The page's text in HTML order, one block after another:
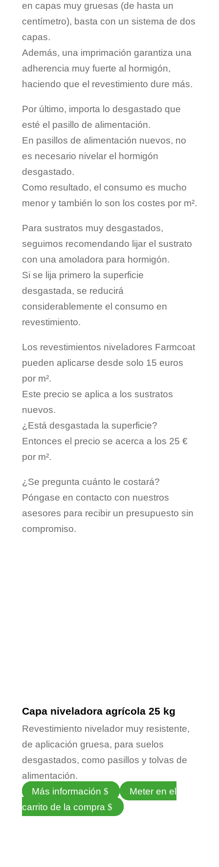
en capas muy gruesas (de hasta un
centímetro), basta con un sistema de dos
capas.
Además, una imprimación garantiza una
adherencia muy fuerte al hormigón,
haciendo que el revestimiento dure más.
Por último, importa lo desgastado que
esté el pasillo de alimentación.
En pasillos de alimentación nuevos, no
es necesario nivelar el hormigón
desgastado.
Como resultado, el consumo es mucho
menor y también lo son los costes por m².
Para sustratos muy desgastados,
seguimos recomendando lijar el sustrato
con una amoladora para hormigón.
Si se lija primero la superficie
desgastada, se reducirá
considerablemente el consumo en
revestimiento.
Los revestimientos niveladores Farmcoat
pueden aplicarse desde solo 15 euros
por m².
Este precio se aplica a los sustratos
nuevos.
¿Está desgastada la superficie?
Entonces el precio se acerca a los 25 €
por m².
¿Se pregunta cuánto le costará?
Póngase en contacto con nuestros
asesores para recibir un presupuesto sin
compromiso.
Capa niveladora agrícola 25 kg
Revestimiento nivelador muy resistente,
de aplicación gruesa, para suelos
desgastados, como pasillos y tolvas de
alimentación.
Más información
Meter en el
carrito de la compra